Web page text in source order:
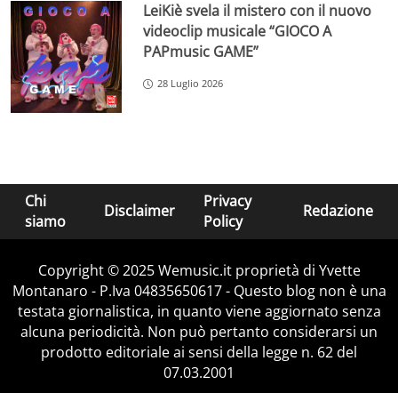
LeiKiè svela il mistero con il nuovo
videoclip musicale “GIOCO A
PAPmusic GAME”
28 Luglio 2026
Chi
siamo
Disclaimer
Privacy
Policy
Redazione
Copyright © 2025 Wemusic.it proprietà di Yvette
Montanaro - P.Iva 04835650617 - Questo blog non è una
testata giornalistica, in quanto viene aggiornato senza
alcuna periodicità. Non può pertanto considerarsi un
prodotto editoriale ai sensi della legge n. 62 del
07.03.2001